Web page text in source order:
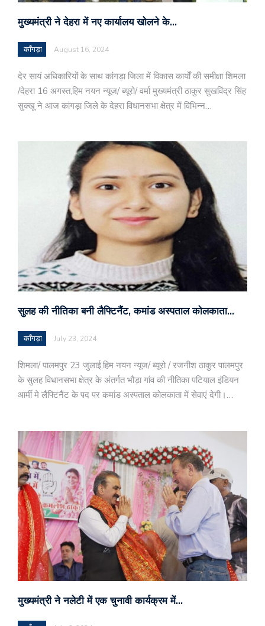
मुख्यमंत्री ने देहरा में नए कार्यालय खोलने के…
काँगड़ा August 16, 2024
देर सायं अधिकारियों के साथ कांगड़ा जिला में विकास कार्यों की समीक्षा शिमला
/देहरा 16 अगस्त,हिम नयन न्यूज/ ब्यूरो/ वर्मा मुख्यमंत्री ठाकुर सुखविंद्र सिंह
सुक्खू ने आज कांगड़ा जिले के देहरा विधानसभा क्षेत्र में विभिन्न…
सुलह की नीतिका बनी लैफ्टिनैंट, कमांड अस्पताल कोलकाता…
काँगड़ा July 23, 2024
शिमला/ पालमपुर 23 जुलाई,हिम नयन न्यूज/ ब्यूरो / रजनीश ठाकुर पालमपुर
के सुलह विधानसभा क्षेत्र के अंतर्गत भौड़ा गांव की नीतिका पटियाल इंडियन
आर्मी मे लैफ्टिनैंट के पद पर कमांड अस्पताल कोलकाता में सेवाएं देगी।…
मुख्यमंत्री ने नलेटी में एक चुनावी कार्यक्रम में…